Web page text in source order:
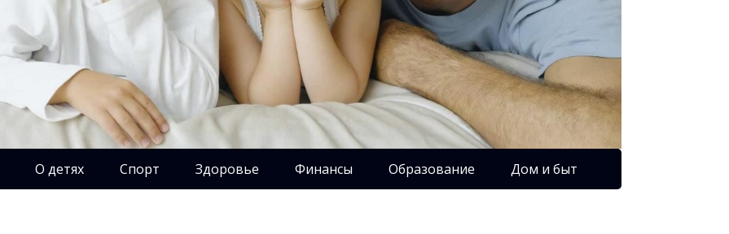
О детях Спорт Здоровье Финансы Образование Дом и быт